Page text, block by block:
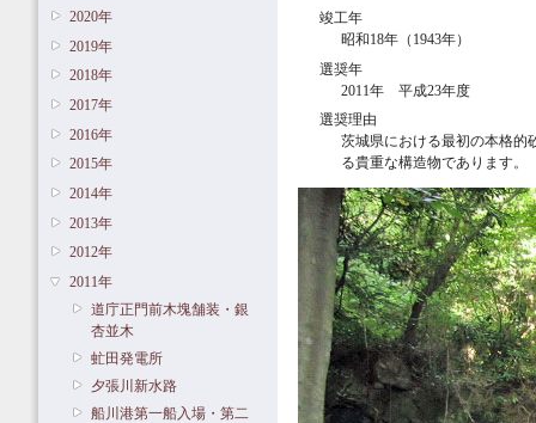
2020年
2019年
2018年
2017年
2016年
2015年
2014年
2013年
2012年
2011年
道庁正門前木塊舗装・銀
杏並木
虻田発電所
夕張川新水路
船川港第一船入場・第二
竣工年
昭和18年（1943年）
選奨年
2011年 平成23年度
選奨理由
茨城県における最初の本格的
る貴重な構造物であります。